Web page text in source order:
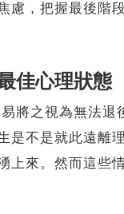
慮，把握最後階
佳心理狀態
之視為無法退
是不是就此遠
上來。然而這些